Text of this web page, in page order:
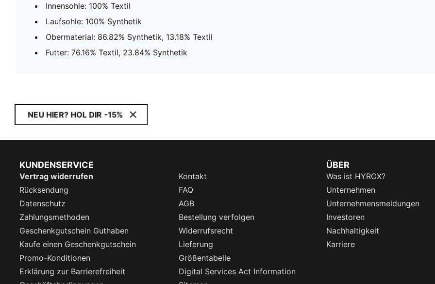
Innensohle: 100% Textil
Laufsohle: 100% Synthetik
Obermaterial: 86.82% Synthetik, 13.18% Textil
Futter: 76.16% Textil, 23.84% Synthetik
NEU HIER? HOL DIR -15%
KUNDENSERVICE
Vertrag widerrufen
Kontakt
Rücksendung
FAQ
Datenschutz
AGB
Zahlungsmethoden
Bestellung verfolgen
Geschenkgutschein Guthaben
Widerrufsrecht
Kaufe einen Geschenkgutschein
Lieferung
Promo-Konditionen
Größentabelle
Erklärung zur Barrierefreiheit
Digital Services Act Information
ÜBER
Was ist HYROX?
Unternehmen
Unternehmensmeldungen
Investoren
Nachhaltigkeit
Karriere